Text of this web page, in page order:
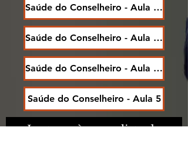
Saúde do Conselheiro - Aula 3/2
Saúde do Conselheiro - Aula 4/1
Saúde do Conselheiro - Aula 4/2
Saúde do Conselheiro - Aula 5
Junte-se à nossa lista de